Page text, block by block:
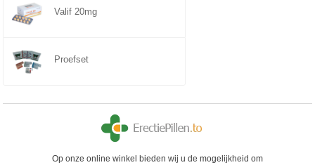
Valif 20mg
Proefset
Op onze online winkel bieden wij u de mogelijkheid om